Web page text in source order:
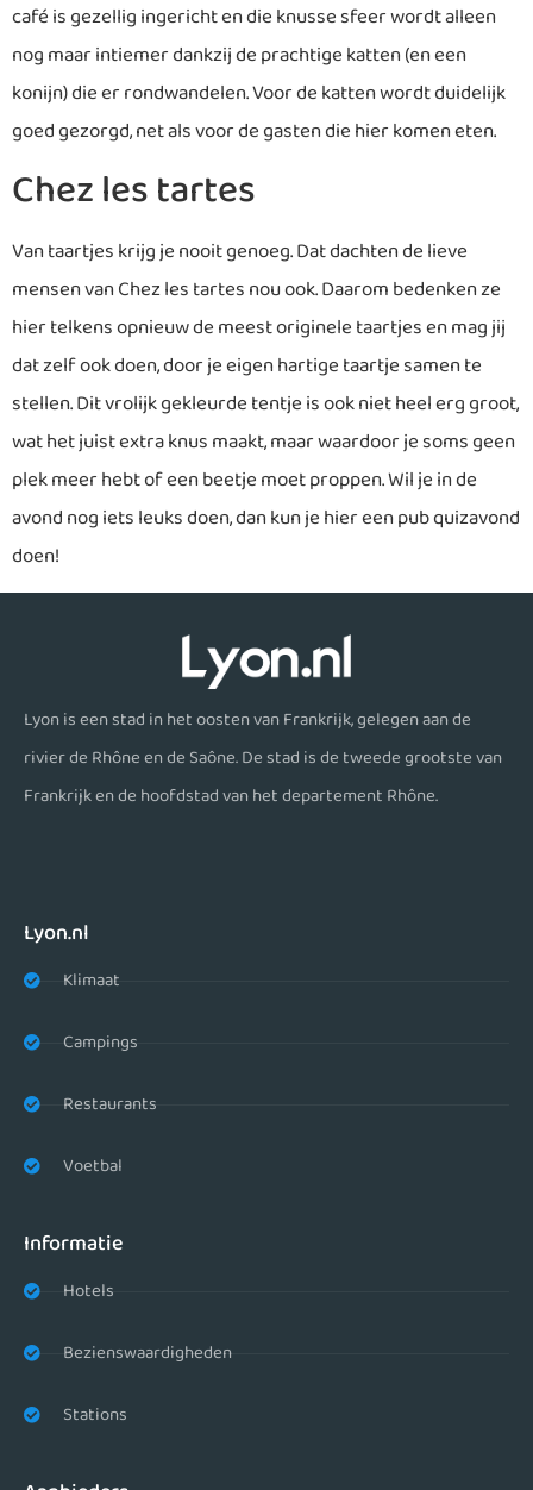
café is gezellig ingericht en die knusse sfeer wordt alleen
nog maar intiemer dankzij de prachtige katten (en een
konijn) die er rondwandelen. Voor de katten wordt duidelijk
goed gezorgd, net als voor de gasten die hier komen eten.
Chez les tartes
Van taartjes krijg je nooit genoeg. Dat dachten de lieve
mensen van Chez les tartes nou ook. Daarom bedenken ze
hier telkens opnieuw de meest originele taartjes en mag jij
dat zelf ook doen, door je eigen hartige taartje samen te
stellen. Dit vrolijk gekleurde tentje is ook niet heel erg groot,
wat het juist extra knus maakt, maar waardoor je soms geen
plek meer hebt of een beetje moet proppen. Wil je in de
avond nog iets leuks doen, dan kun je hier een pub quizavond
doen!
Lyon is een stad in het oosten van Frankrijk, gelegen aan de
rivier de Rhône en de Saône. De stad is de tweede grootste van
Frankrijk en de hoofdstad van het departement Rhône.
Lyon.nl
Klimaat
Campings
Restaurants
Voetbal
Informatie
Hotels
Bezienswaardigheden
Stations